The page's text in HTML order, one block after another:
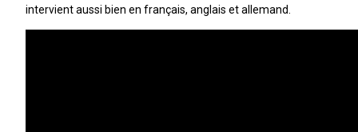
intervient aussi bien en français, anglais et allemand.